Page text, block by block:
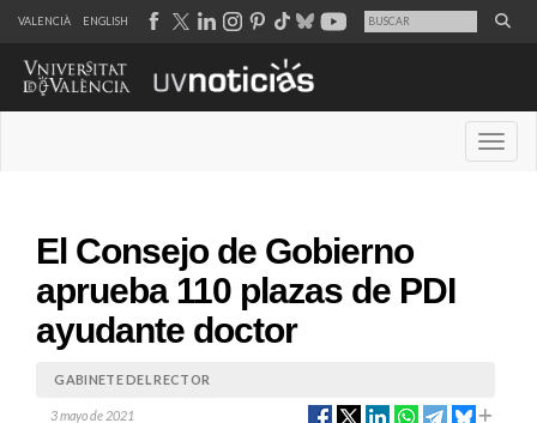
VALENCIÀ ENGLISH
El Consejo de Gobierno
aprueba 110 plazas de PDI
ayudante doctor
GABINETE DEL RECTOR
3 mayo de 2021